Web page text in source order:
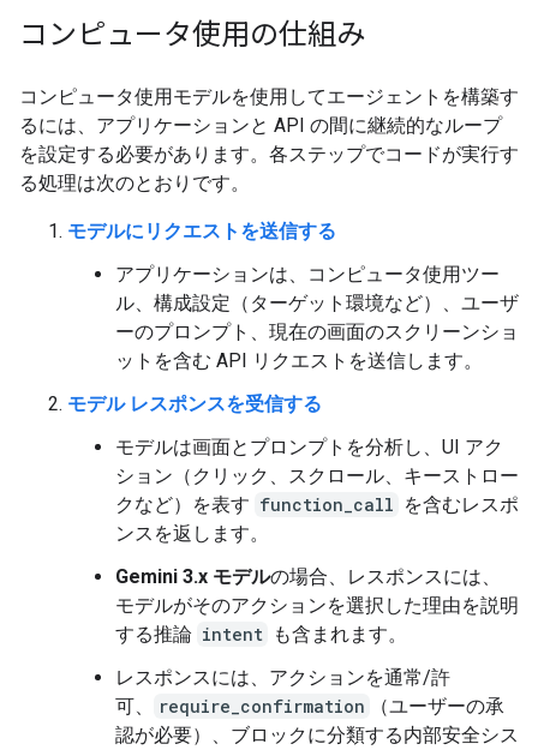
コンピュータ使用の仕組み
コンピュータ使用モデルを使用してエージェントを構築す
るには、アプリケーションと API の間に継続的なループ
を設定する必要があります。各ステップでコードが実行す
る処理は次のとおりです。
モデルにリクエストを送信する
アプリケーションは、コンピュータ使用ツー
ル、構成設定（ターゲット環境など）、ユーザ
ーのプロンプト、現在の画面のスクリーンショ
ットを含む API リクエストを送信します。
モデル レスポンスを受信する
モデルは画面とプロンプトを分析し、UI アク
ション（クリック、スクロール、キーストロー
クなど）を表す function_call を含むレスポ
ンスを返します。
Gemini 3.x モデルの場合、レスポンスには、
モデルがそのアクションを選択した理由を説明
する推論 intent も含まれます。
レスポンスには、アクションを通常/許
可、
require_confirmation
（ユーザーの承
認が必要）、ブロックに分類する内部安全シス